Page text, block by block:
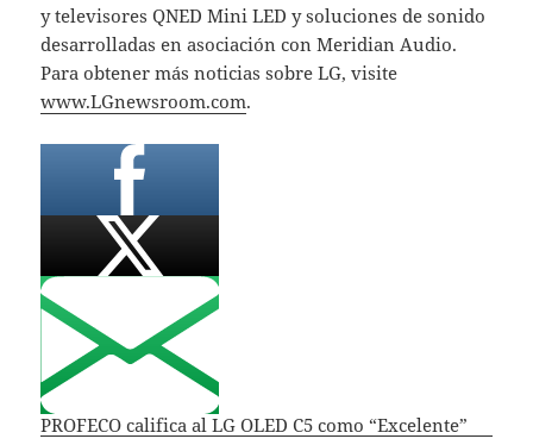
y televisores QNED Mini LED y soluciones de sonido
desarrolladas en asociación con Meridian Audio.
Para obtener más noticias sobre LG, visite
www.LGnewsroom.com.
PROFECO califica al LG OLED C5 como “Excelente”